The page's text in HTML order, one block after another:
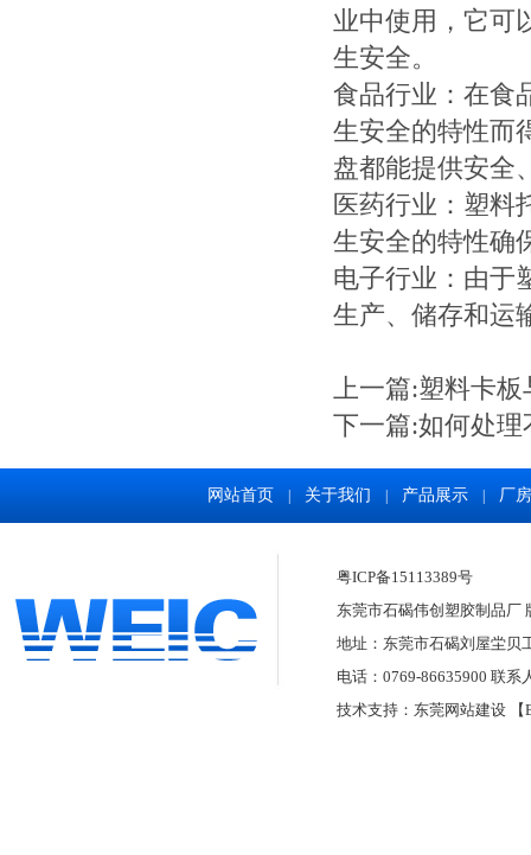
业中使用，它可
生安全。
食品行业：在食
生安全的特性而
盘都能提供安全
医药行业：塑料
生安全的特性确
电子行业：由于
生产、储存和运
上一篇:塑料卡板
下一篇:如何处理
网站首页 关于我们 产品展示 厂
粤ICP备15113389号
东莞市石碣伟创塑胶制品厂
地址：东莞市石碣刘屋坣贝
电话：0769-86635900 联系
技术支持： 东莞网站建设 【